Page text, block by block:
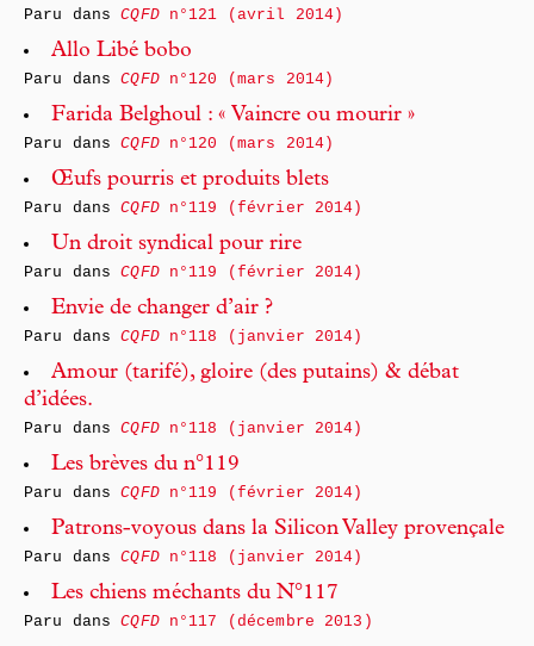
Paru dansCQFDn°121 (avril 2014)
Allo Libé bobo
Paru dansCQFDn°120 (mars 2014)
Farida Belghoul : « Vaincre ou mourir »
Paru dansCQFDn°120 (mars 2014)
Œufs pourris et produits blets
Paru dansCQFDn°119 (février 2014)
Un droit syndical pour rire
Paru dansCQFDn°119 (février 2014)
Envie de changer d’air ?
Paru dansCQFDn°118 (janvier 2014)
Amour (tarifé), gloire (des putains) & débat
d’idées.
Paru dansCQFDn°118 (janvier 2014)
Les brèves du n°119
Paru dansCQFDn°119 (février 2014)
Patrons-voyous dans la Silicon Valley provençale
Paru dansCQFDn°118 (janvier 2014)
Les chiens méchants du N°117
Paru dansCQFDn°117 (décembre 2013)